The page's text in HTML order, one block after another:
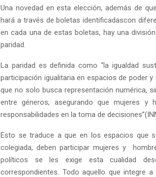
Una novedad en esta elección, además de
hará a través de boletas identificadascon
en cada una de estas boletas, hay una
paridad.
La paridad es definida como “la igualdad
participación igualitaria en espacios de poder
que no solo busca representación numérica,
entre géneros, asegurando que mujeres y
responsabilidades en la toma de
Esto se traduce a que en los espacios que
colegiada, deben participar mujeres y
políticos se les exige esta cualidad
correspondientes. Todo aquello que integre